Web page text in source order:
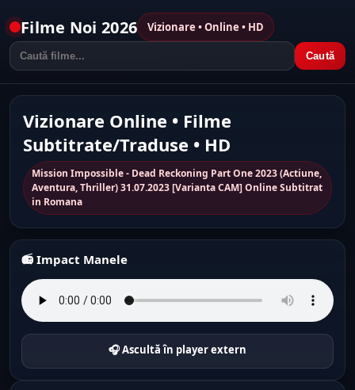
Filme Noi 2026 Vizionare • Online • HD
Caută
Vizionare Online • Filme
Subtitrate/Traduse • HD
Mission Impossible - Dead Reckoning Part One 2023 (Actiune,
Aventura, Thriller) 31.07.2023 [Varianta CAM] Online Subtitrat
in Romana
📻 Impact Manele
🎧 Ascultă în player extern